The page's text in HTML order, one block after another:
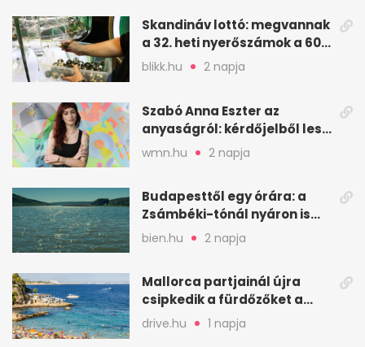
Skandináv lottó: megvannak
a 32. heti nyerőszámok a 600
milliós játékhoz
blikk.hu 2 napja
Szabó Anna Eszter az
anyaságról: kérdőjelből lesz
valaha felkiáltójel?
wmn.hu 2 napja
Budapesttől egy órára: a
Zsámbéki-tónál nyáron is
van hely
bien.hu 2 napja
Mallorca partjainál újra
csipkedik a fürdőzőket a
halak a sekély vízben
drive.hu 1 napja